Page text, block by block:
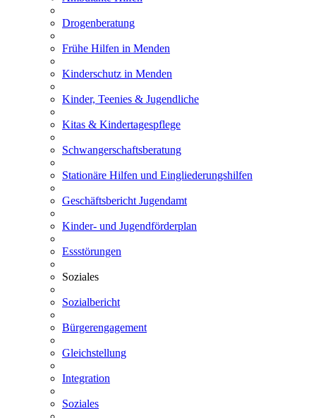
Drogenberatung
Frühe Hilfen in Menden
Kinderschutz in Menden
Kinder, Teenies & Jugendliche
Kitas & Kindertagespflege
Schwangerschaftsberatung
Stationäre Hilfen und Eingliederungshilfen
Geschäftsbericht Jugendamt
Kinder- und Jugendförderplan
Essstörungen
Soziales
Sozialbericht
Bürgerengagement
Gleichstellung
Integration
Soziales